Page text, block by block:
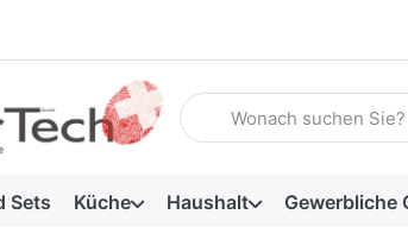
Geben Sie einen
Sets Küche Haushalt Gewerbliche